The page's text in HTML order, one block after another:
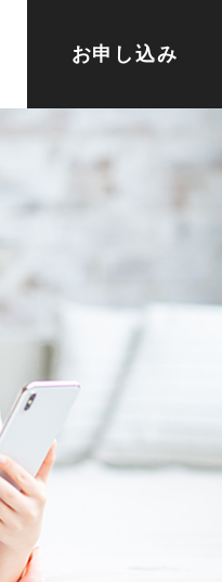
お申し込み